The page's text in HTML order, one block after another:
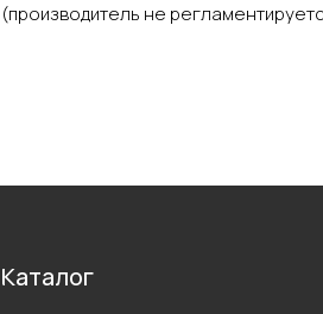
(производитель не
Каталог